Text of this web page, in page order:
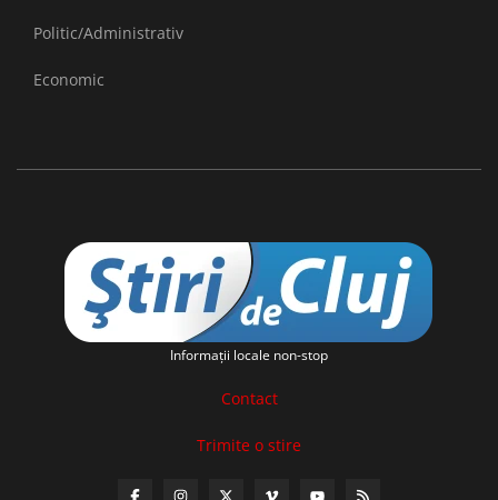
Politic/Administrativ
Economic
Informaţii locale non-stop
Contact
Trimite o stire